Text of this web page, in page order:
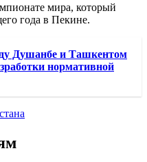
мира, который
года в Пекине.
Душанбе и Ташкентом
нормативной